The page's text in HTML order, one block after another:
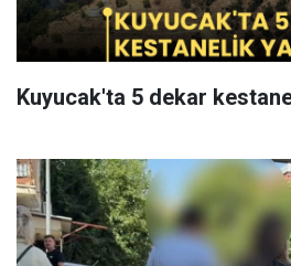
Kuyucak'ta 5 dekar